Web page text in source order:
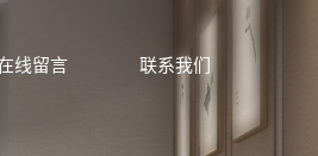
线留言 联系我们